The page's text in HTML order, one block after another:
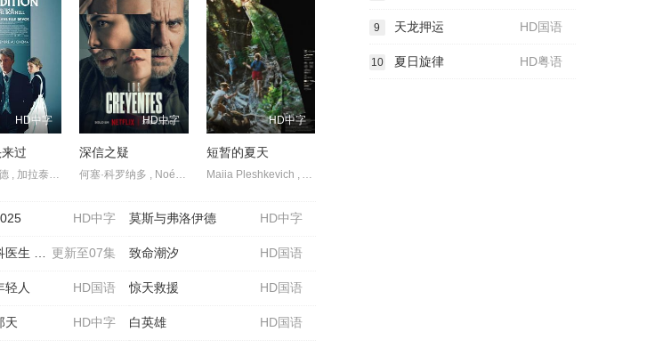
HD中字
过
斯万·阿劳德 , 加拉泰亚·贝露琪 , 路易丝·舍维约特 , 艾曼纽·德芙 , Aymeline Alix
HD中字
深信之疑
HD中字
短暂的夏天
HD中字 HD中字
莫斯与弗洛伊德
更新至07集
第四季 HD国语
致命潮汐
HD国语
轻人 HD国语
惊天救援
HD中字
天 HD国语
白英雄
HD国语
9 天龙押运
HD粤语
10 夏日旋律